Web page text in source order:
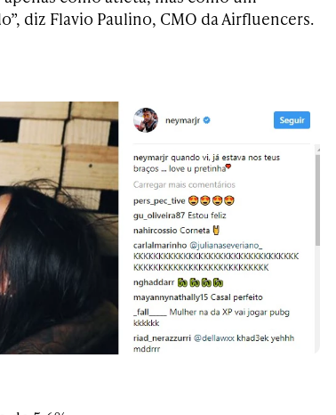
diz Flavio Paulino, CMO da Airfluencers.